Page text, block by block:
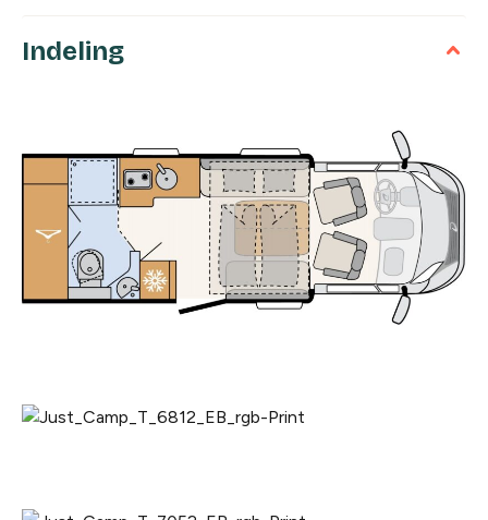
Indeling